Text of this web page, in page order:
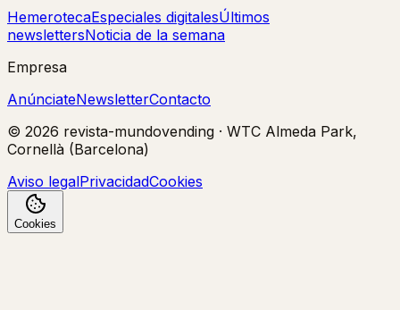
HemerotecaEspeciales digitalesÚltimos
newslettersNoticia de la semana
Empresa
AnúnciateNewsletterContacto
© 2026 revista-mundovending · WTC Almeda Park,
Cornellà (Barcelona)
Aviso legalPrivacidadCookies
Cookies